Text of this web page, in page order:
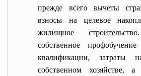
прежде всего вычеты
взносы на целевое
жилищное
собственное
квалификации, затраты
собственном хозяйстве,